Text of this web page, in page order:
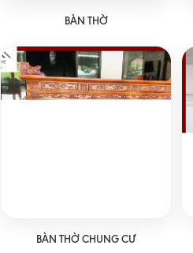
BÀN THỜ
BÀN THỜ CHUNG CƯ